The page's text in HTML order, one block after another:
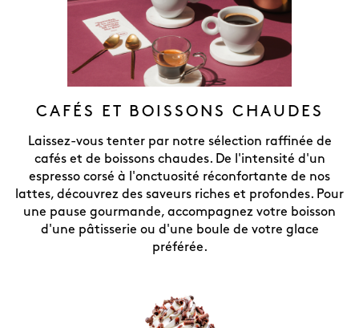
CAFÉS ET BOISSONS CHAUDES
Laissez-vous tenter par notre sélection raffinée de
cafés et de boissons chaudes. De l'intensité d'un
espresso corsé à l'onctuosité réconfortante de nos
lattes, découvrez des saveurs riches et profondes. Pour
une pause gourmande, accompagnez votre boisson
d'une pâtisserie ou d'une boule de votre glace
préférée.